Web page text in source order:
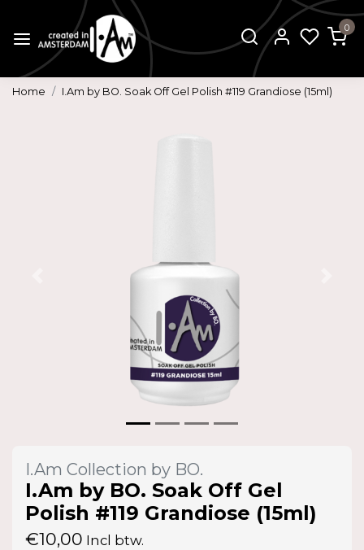
0
Home I.Am by BO. Soak Off Gel Polish #119 Grandiose (15ml)
I.Am Collection by BO.
I.Am by BO. Soak Off Gel
Polish #119 Grandiose (15ml)
€10,00 Incl btw.